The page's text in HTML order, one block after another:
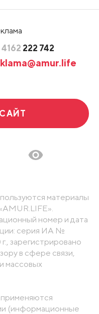
4162 222 742
материалы
номер и дата
серия ИА №
зарегистрировано
в сфере связи,
массовых
(информационные